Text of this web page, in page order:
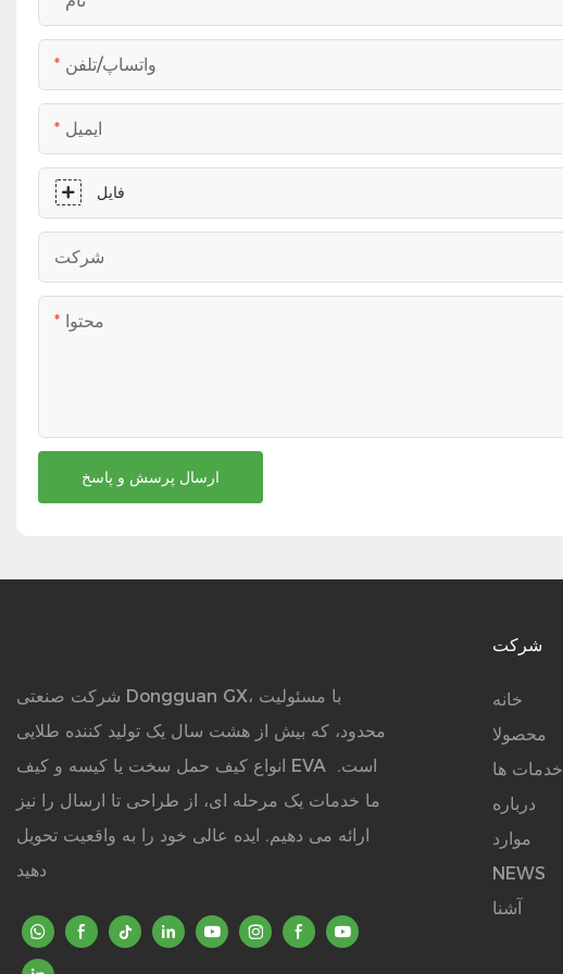
واتساپ/تلفن
ایمیل
فایل
شرکت
محتوا
ارسال پرسش و پاسخ
شرکت صنعتی Dongguan GX، با مسئولیت
محدود، که بیش از هشت سال یک تولید کننده طلایی
انواع کیف حمل سخت یا کیسه و کیف EVA است.
ما خدمات یک مرحله ای، از طراحی تا ارسال را نیز
ارائه می دهیم. ایده عالی خود را به واقعیت تحویل
دهید
شرکت
خانه
محصولا
خدمات ها
درباره
موارد
NEWS
آشنا